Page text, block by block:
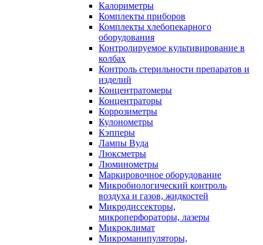
Калориметры
Комплекты приборов
Комплекты хлебопекарного
оборудования
Контролируемое культивирование в
колбах
Контроль стерильности препаратов и
изделий
Концентратомеры
Концентраторы
Коррозиметры
Кулонометры
Кэпперы
Лампы Вуда
Люксметры
Люминометры
Маркировочное оборудование
Микробиологический контроль
воздуха и газов, жидкостей
Микродиссекторы,
микроперфораторы, лазеры
Микроклимат
Микроманипуляторы,